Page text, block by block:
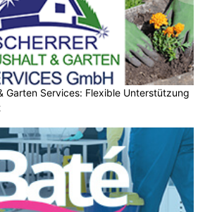
Garten Services: Flexible Unterstützung